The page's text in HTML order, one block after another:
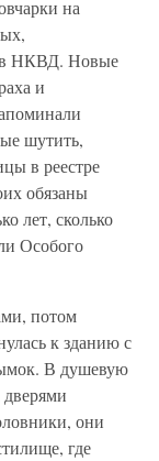
на
НКВД. Новые
и
шутить,
в реестре
обязаны
лет, сколько
Особого
потом
к зданию с
В душевую
они
где